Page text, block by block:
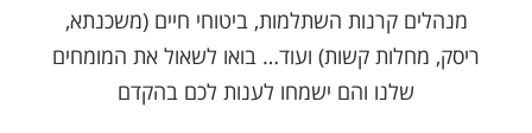
מנהלים קרנות השתלמות, ביטוחי חיים (משכנתא,
ריסק, מחלות קשות) ועוד… בואו לשאול את המומחים
שלנו והם ישמחו לענות לכם בהקדם